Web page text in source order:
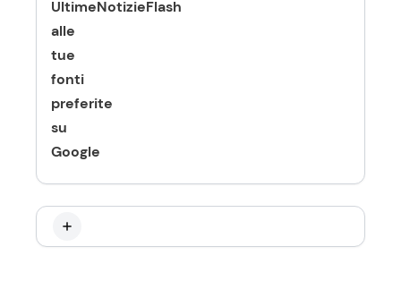
UltimeNotizieFlash
alle
tue
fonti
preferite
su
Google